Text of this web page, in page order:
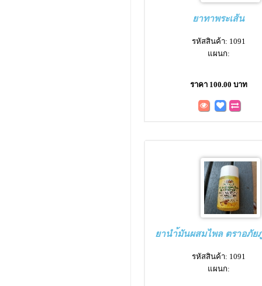
ยาทาพระเส้น
รหัสสินค้า: 1091
แผนก:
ราคา 100.00 บาท
ยานำ้มันผสมไพล ตราอภัย
รหัสสินค้า: 1091
แผนก: